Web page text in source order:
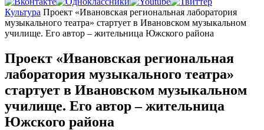
Главная
Культура Проект «Ивановская региональная лаборатория
музыкального театра» стартует в Ивановском музыкальном
училище. Его автор – жительница Южского района
Проект «Ивановская региональная
лаборатория музыкального театра»
стартует в Ивановском музыкальном
училище. Его автор – жительница
Южского района